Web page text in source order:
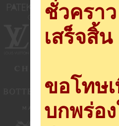
ชั่วครา
เสร็จสิ้น
ขอโทษ
บกพร่อ